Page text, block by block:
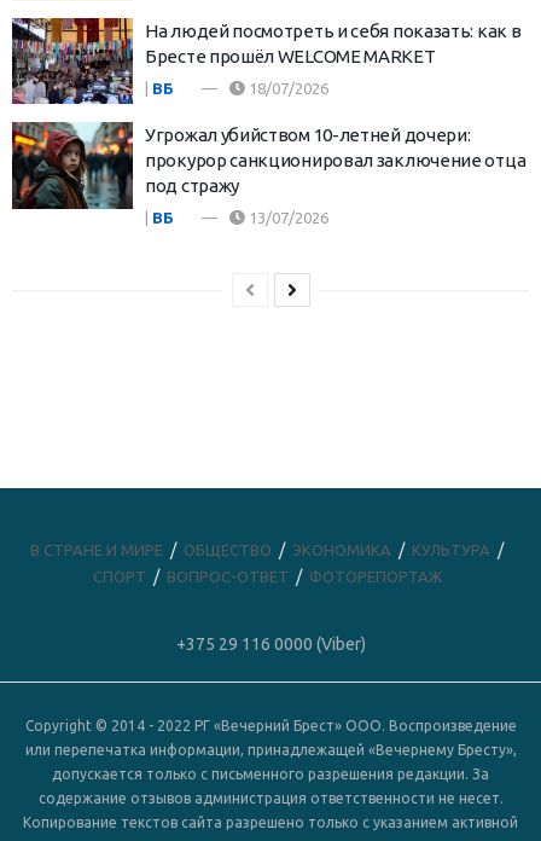
На людей посмотреть и себя показать: как в
Бресте прошёл WELCOME MARKET
ВБ 18/07/2026
Угрожал убийством 10-летней дочери:
прокурор санкционировал заключение отца
под стражу
ВБ 13/07/2026
В СТРАНЕ И МИРЕ ОБЩЕСТВО ЭКОНОМИКА
КУЛЬТУРА
СПОРТ
ВОПРОС-ОТВЕТ ФОТОРЕПОРТАЖ
+375 29 116 0000 (Viber)
Copyright © 2014 - 2022 РГ «Вечерний Брест» ООО. Воспроизведение
или перепечатка информации, принадлежащей «Вечернему Бресту»,
допускается только с письменного разрешения редакции. За
содержание отзывов администрация ответственности не несет.
Копирование текстов сайта разрешено только с указанием активной